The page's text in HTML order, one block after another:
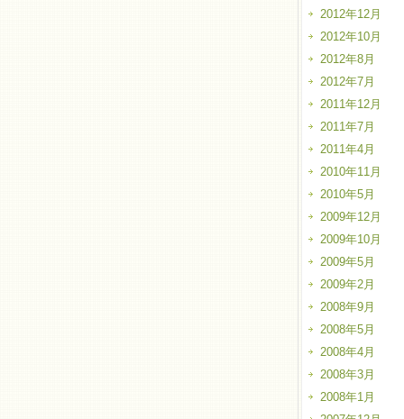
2012年12月
2012年10月
2012年8月
2012年7月
2011年12月
2011年7月
2011年4月
2010年11月
2010年5月
2009年12月
2009年10月
2009年5月
2009年2月
2008年9月
2008年5月
2008年4月
2008年3月
2008年1月